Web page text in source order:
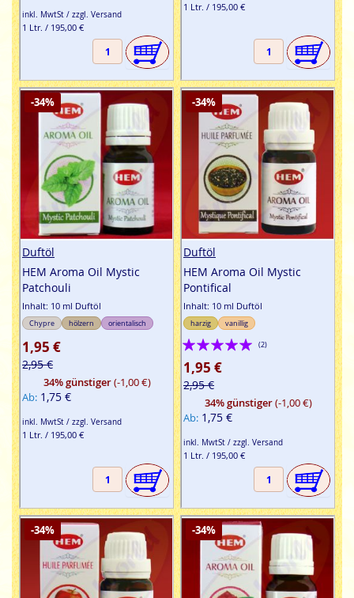
inkl. MwtSt / zzgl. Versand
1 Ltr. / 195,00 €
1 Ltr. / 195,00 €
-34%
Duftöl
HEM Aroma Oil Mystic
Patchouli
Inhalt: 10 ml Duftöl
Chypre hölzern orientalisch
1,95 €
2,95 €
34% günstiger(-1,00 €)
Ab 1,75 €
inkl. MwtSt / zzgl. Versand
1 Ltr. / 195,00 €
-34%
Duftöl
HEM Aroma Oil Mystic
Pontifical
Inhalt: 10 ml Duftöl
harzig vanillig
Bewertung:
100%
(2)
1,95 €
2,95 €
34% günstiger(-1,00 €)
Ab 1,75 €
inkl. MwtSt / zzgl. Versand
1 Ltr. / 195,00 €
-34% -34%